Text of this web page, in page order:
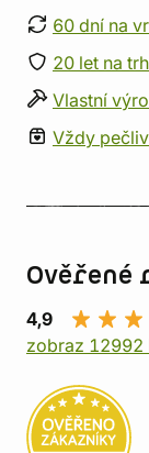
60 dní na
20 let na
Vlastní
Vždy
Ověřené
4,9
zobraz 12992